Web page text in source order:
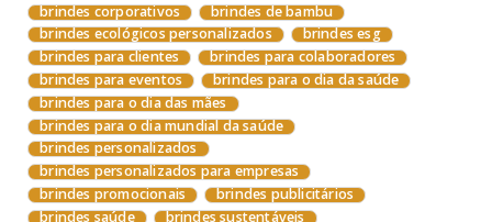
brindes corporativos
brindes de bambu
brindes ecológicos personalizados
brindes esg
brindes para clientes
brindes para colaboradores
brindes para eventos
brindes para o dia da saúde
brindes para o dia das mães
brindes para o dia mundial da saúde
brindes personalizados
brindes personalizados para empresas
brindes promocionais
brindes publicitários
brindes saúde
brindes sustentáveis